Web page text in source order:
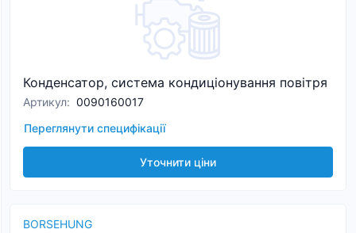
Конденсатор, система кондиціонування повітря
Артикул: 0090160017
Переглянути специфікації
Уточнити ціни
BORSEHUNG